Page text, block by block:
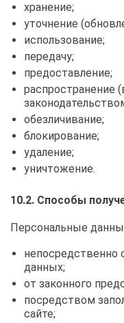
хранение;
уточнение
использование;
передачу;
предоставление;
распространение
обезличивание;
блокирование;
удаление;
уничтожение.
10.2. Способы
Персональные
непосредственно
данных;
от законного
посредством
сайте;